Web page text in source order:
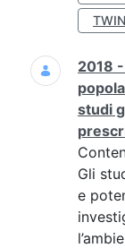
2018
studi
Gli
e